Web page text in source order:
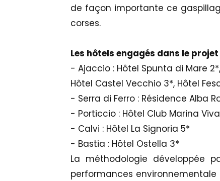
de façon importante ce
corses.
Les hôtels engagés dans le projet
- Ajaccio : Hôtel Spunta di Mare
Hôtel Castel Vecchio 3*, Hôtel
- Serra di Ferro : Résidence Alba
- Porticcio : Hôtel Club Marina
- Calvi : Hôtel La Signoria 5*
- Bastia : Hôtel Ostella 3*
La méthodologie développée
performances